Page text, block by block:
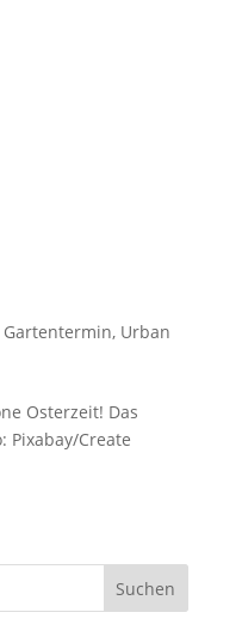
Gartentermin, Urban
Osterzeit! Das
Pixabay/Create